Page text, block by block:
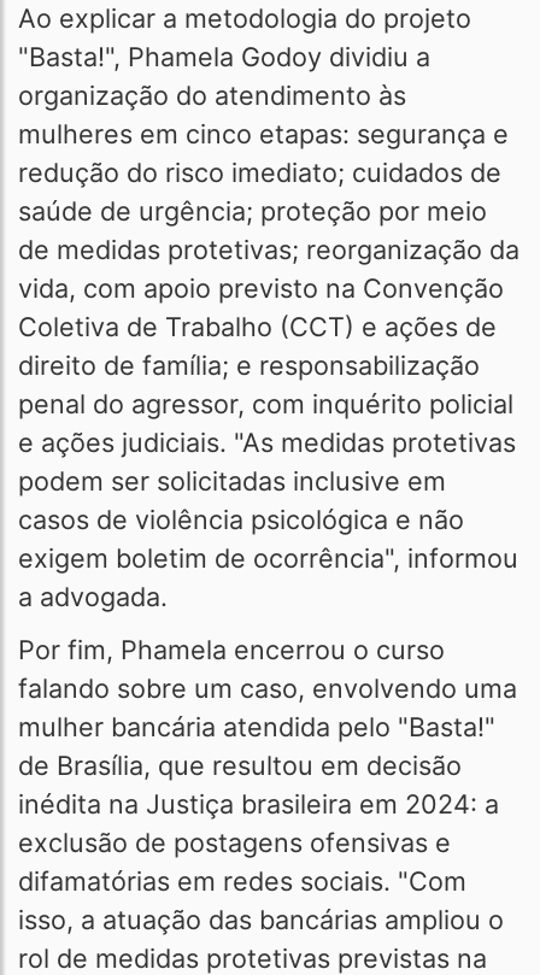
Ao explicar a metodologia do projeto
"Basta!", Phamela Godoy dividiu a
organização do atendimento às
mulheres em cinco etapas: segurança e
redução do risco imediato; cuidados de
saúde de urgência; proteção por meio
de medidas protetivas; reorganização da
vida, com apoio previsto na Convenção
Coletiva de Trabalho (CCT) e ações de
direito de família; e responsabilização
penal do agressor, com inquérito policial
e ações judiciais. "As medidas protetivas
podem ser solicitadas inclusive em
casos de violência psicológica e não
exigem boletim de ocorrência", informou
a advogada.
Por fim, Phamela encerrou o curso
falando sobre um caso, envolvendo uma
mulher bancária atendida pelo "Basta!"
de Brasília, que resultou em decisão
inédita na Justiça brasileira em 2024: a
exclusão de postagens ofensivas e
difamatórias em redes sociais. "Com
isso, a atuação das bancárias ampliou o
rol de medidas protetivas previstas na